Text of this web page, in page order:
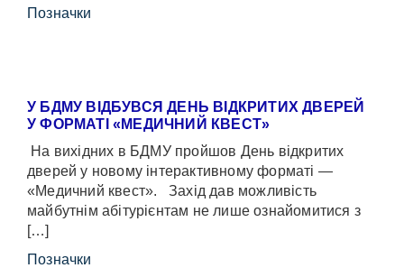
Позначки
У БДМУ ВІДБУВСЯ ДЕНЬ ВІДКРИТИХ ДВЕРЕЙ
У ФОРМАТІ «МЕДИЧНИЙ КВЕСТ»
На вихідних в БДМУ пройшов День відкритих
дверей у новому інтерактивному форматі —
«Медичний квест». Захід дав можливість
майбутнім абітурієнтам не лише ознайомитися з
[…]
Позначки